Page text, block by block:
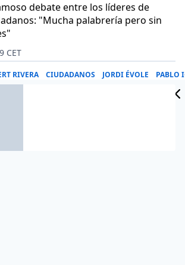
debate entre los líderes de
"Mucha palabrería pero sin
CET
RIVERA CIUDADANOS JORDI ÉVOLE PABLO